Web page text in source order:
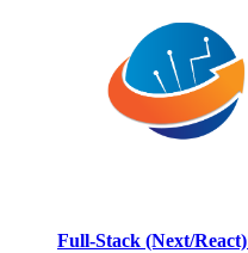
Full-Stack (Next/React)